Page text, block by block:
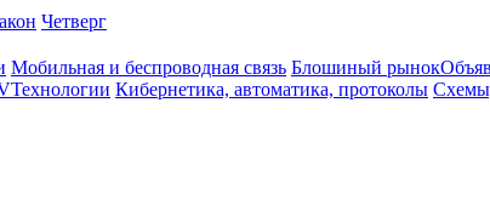
Четверг
Мобильная и беспроводная связь Блошиный рынок
Технологии Кибернетика, автоматика, протоколы